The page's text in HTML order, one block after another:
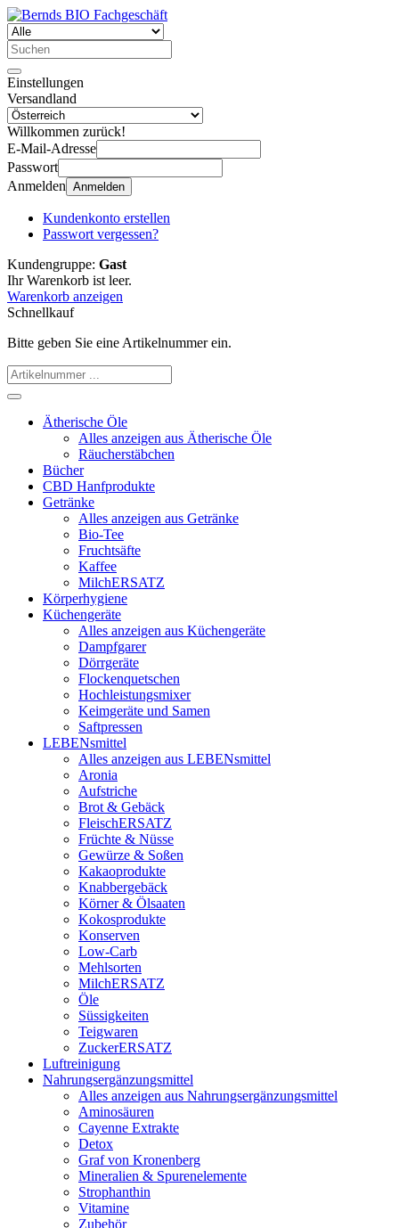
Einstellungen
Versandland
Willkommen zurück!
E-Mail-Adresse
Passwort
Anmelden Anmelden
Kundenkonto erstellen
Passwort vergessen?
Kundengruppe: Gast
Ihr Warenkorb ist leer.
Warenkorb anzeigen
Schnellkauf
Bitte geben Sie eine Artikelnummer ein.
Ätherische Öle
Alles anzeigen aus Ätherische Öle
Räucherstäbchen
Bücher
CBD Hanfprodukte
Getränke
Alles anzeigen aus Getränke
Bio-Tee
Fruchtsäfte
Kaffee
MilchERSATZ
Körperhygiene
Küchengeräte
Alles anzeigen aus Küchengeräte
Dampfgarer
Dörrgeräte
Flockenquetschen
Hochleistungsmixer
Keimgeräte und Samen
Saftpressen
LEBENsmittel
Alles anzeigen aus LEBENsmittel
Aronia
Aufstriche
Brot & Gebäck
FleischERSATZ
Früchte & Nüsse
Gewürze & Soßen
Kakaoprodukte
Knabbergebäck
Körner & Ölsaaten
Kokosprodukte
Konserven
Low-Carb
Mehlsorten
MilchERSATZ
Öle
Süssigkeiten
Teigwaren
ZuckerERSATZ
Luftreinigung
Nahrungsergänzungsmittel
Alles anzeigen aus Nahrungsergänzungsmittel
Aminosäuren
Cayenne Extrakte
Detox
Graf von Kronenberg
Mineralien & Spurenelemente
Strophanthin
Vitamine
Zubehör